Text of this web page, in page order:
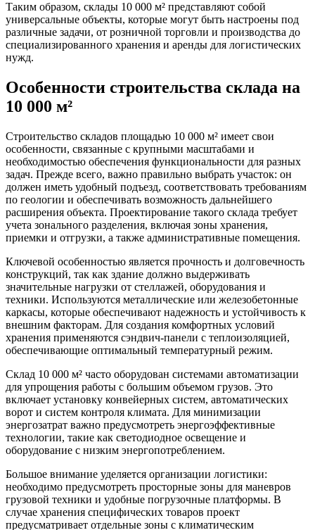
Таким образом, склады 10 000 м² представляют собой
универсальные объекты, которые могут быть настроены под
различные задачи, от розничной торговли и производства до
специализированного хранения и аренды для логистических
нужд.
Особенности строительства склада на
10 000 м²
Строительство складов площадью 10 000 м² имеет свои
особенности, связанные с крупными масштабами и
необходимостью обеспечения функциональности для разных
задач. Прежде всего, важно правильно выбрать участок: он
должен иметь удобный подъезд, соответствовать требованиям
по геологии и обеспечивать возможность дальнейшего
расширения объекта. Проектирование такого склада требует
учета зонального разделения, включая зоны хранения,
приемки и отгрузки, а также административные помещения.
Ключевой особенностью является прочность и долговечность
конструкций, так как здание должно выдерживать
значительные нагрузки от стеллажей, оборудования и
техники. Используются металлические или железобетонные
каркасы, которые обеспечивают надежность и устойчивость к
внешним факторам. Для создания комфортных условий
хранения применяются сэндвич-панели с теплоизоляцией,
обеспечивающие оптимальный температурный режим.
Склад 10 000 м² часто оборудован системами автоматизации
для упрощения работы с большим объемом грузов. Это
включает установку конвейерных систем, автоматических
ворот и систем контроля климата. Для минимизации
энергозатрат важно предусмотреть энергоэффективные
технологии, такие как светодиодное освещение и
оборудование с низким энергопотреблением.
Большое внимание уделяется организации логистики:
необходимо предусмотреть просторные зоны для маневров
грузовой техники и удобные погрузочные платформы. В
случае хранения специфических товаров проект
предусматривает отдельные зоны с климатическим